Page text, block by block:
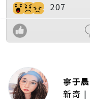
207
寧于晨
新奇 |